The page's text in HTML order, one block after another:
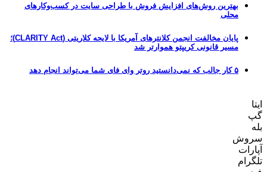
بهترین روش‌های افزایش فروش با طراحی سایت در کسب‌وکارهای
محلی
پایان مخالفت انجمن کلانترهای آمریکا با لایحه کلاریتی (CLARITY Act)؛
مسیر قانونی کریپتو هموارتر شد
۵ کار جالب که نمی‌دانستید روتر وای فای شما می‌تواند انجام دهد
ایتا
گپ
بله
سروش
آپارات
تلگرام